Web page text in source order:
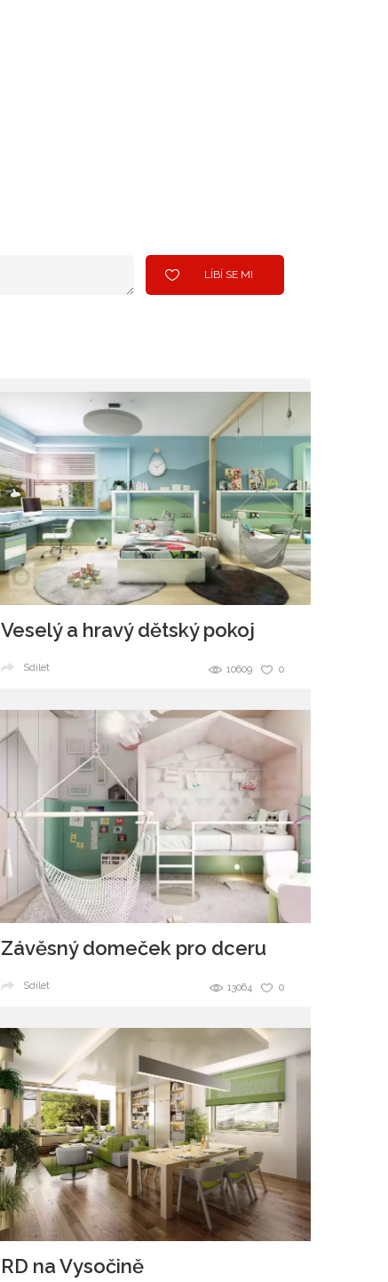
LÍBÍ SE MI
Veselý a hravý dětský pokoj
0
10609
Sdílet
Závěsný domeček pro dceru
0
13064
Sdílet
RD na Vysočině